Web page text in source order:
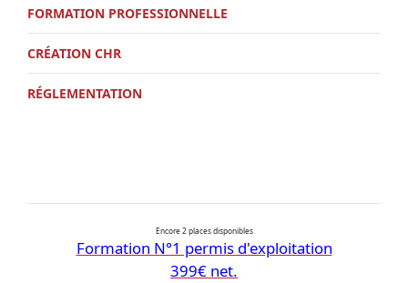
FORMATION PROFESSIONNELLE
CRÉATION CHR
RÉGLEMENTATION
Encore 2 places disponibles
Formation N°1 permis d'exploitation
399€ net.